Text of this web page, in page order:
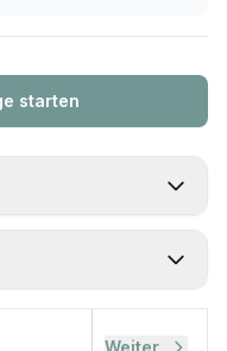
starten
Weiter